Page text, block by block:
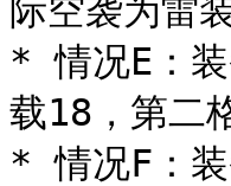
际空袭为雷
* 情况E：
载18，第二
* 情况F：装